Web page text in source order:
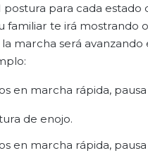
postura para cada estado
familiar te irá mostrando
marcha será avanzando
en marcha rápida, pausa
de enojo.
en marcha rápida, pausa